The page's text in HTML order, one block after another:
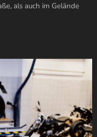
als auch im Gelände